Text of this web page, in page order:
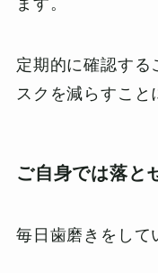
定期的に確認する
スクを減らすこと
ご自身では落と
毎日歯磨きをして